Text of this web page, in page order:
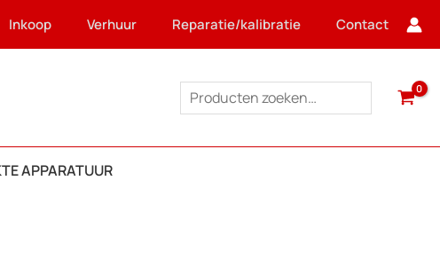
Inkoop Verhuur Reparatie/kalibratie Contact
Zoeken
APPARATUUR